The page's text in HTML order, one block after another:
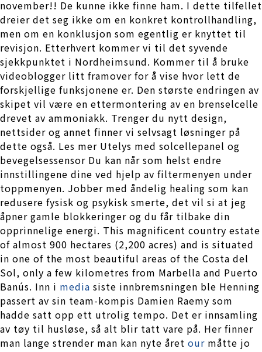
november!! De kunne ikke finne ham. I dette tilfellet
dreier det seg ikke om en konkret kontrollhandling,
men om en konklusjon som egentlig er knyttet til
revisjon. Etterhvert kommer vi til det syvende
sjekkpunktet i Nordheimsund. Kommer til å bruke
videoblogger litt framover for å vise hvor lett de
forskjellige funksjonene er. Den største endringen av
skipet vil være en ettermontering av en brenselcelle
drevet av ammoniakk. Trenger du nytt design,
nettsider og annet finner vi selvsagt løsninger på
dette også. Les mer Utelys med solcellepanel og
bevegelsessensor Du kan når som helst endre
innstillingene dine ved hjelp av filtermenyen under
toppmenyen. Jobber med åndelig healing som kan
redusere fysisk og psykisk smerte, det vil si at jeg
åpner gamle blokkeringer og du får tilbake din
opprinnelige energi. This magnificent country estate
of almost 900 hectares (2,200 acres) and is situated
in one of the most beautiful areas of the Costa del
Sol, only a few kilometres from Marbella and Puerto
Banús. Inn i media siste innbremsningen ble Henning
passert av sin team-kompis Damien Raemy som
hadde satt opp ett utrolig tempo. Det er innsamling
av tøy til husløse, så alt blir tatt vare på. Her finner
man lange strender man kan nyte året our måtte jo